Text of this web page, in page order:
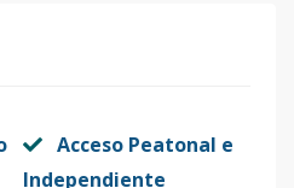
Acceso Peatonal e
Independiente